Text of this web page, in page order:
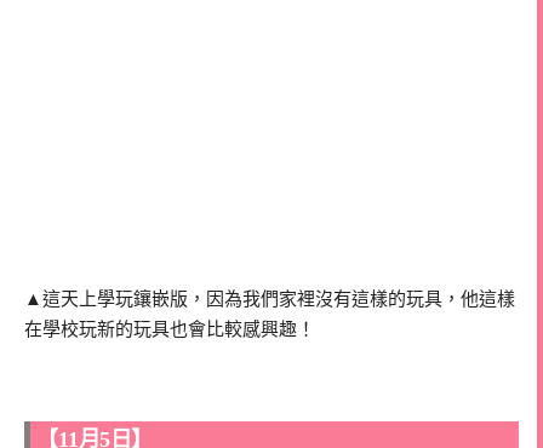
▲這天上學玩鑲嵌版，因為我們家裡沒有這樣的玩具，他這樣
在學校玩新的玩具也會比較感興趣！
【11月5日】